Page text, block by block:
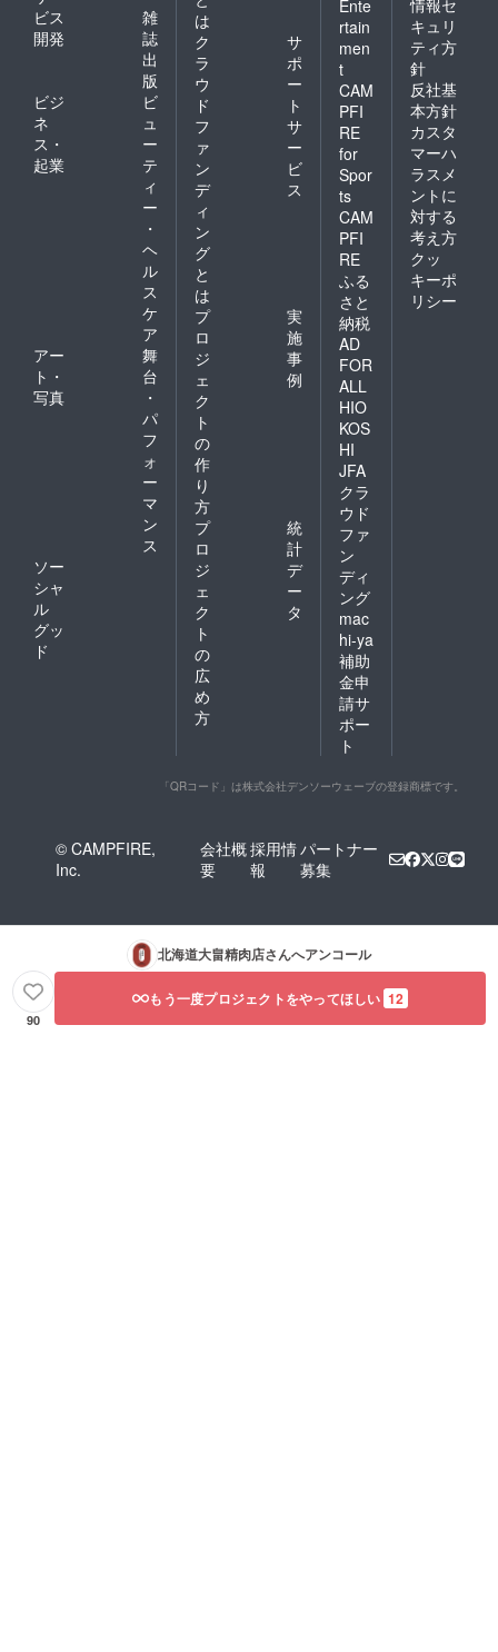
り)冷凍
で180日
ネック
畠特製
焼肉の
たれ：
しょう
ゆ、り
んご果
汁、野
菜汁
（玉ね
ぎ、
しょう
が、に
ん）、
にんに
ラミ)、
(発送日
ルモ
(発送日
費期限
が異な
る場合
がござ
いま
す。詳
細は、
お届け
する商
品の
ケージ
に記載
の期限
をご確
認くだ
さい。
ビス
開発
雑
誌
出
版
ビジ
ネ
ス・
起業
ビ
ュ
ー
テ
ィ
ー
・
ヘ
ル
ス
ケ
ア
アー
ト・
写真
舞
台
・
パ
フ
ォ
ー
マ
ン
ス
ソー
シャ
ル
グッ
ド
は
ク
ラ
ウ
ド
フ
ァ
ン
デ
ィ
ン
グ
と
は
サ
ポ
ー
ト
サ
ー
ビ
ス
プ
ロ
ジ
ェ
ク
ト
の
作
り
方
実
施
事
例
プ
ロ
ジ
ェ
ク
ト
の
広
め
方
統
計
デ
ー
タ
Ente
rtain
men
t
CAM
PFI
RE
for
Spor
ts
CAM
PFI
RE
ふる
さと
納税
AD
FOR
ALL
HIO
KOS
HI
JFA
クラ
ウド
ファ
ン
ディ
ング
mac
hi-ya
補助
金申
請サ
ポー
ト
キュリ
ティ方
針
反社基
本方針
カスタ
マーハ
ラスメ
ントに
対する
考え方
クッ
キーポ
リシー
「QRコード」は株式会社デンソーウェーブの登録商標です。
© CAMPFIRE,
Inc.
会社概
要
採用情
報
パートナー
募集
北海道大畠精肉店さんへアンコール
90
もう一度プロジェクトをやってほしい 12